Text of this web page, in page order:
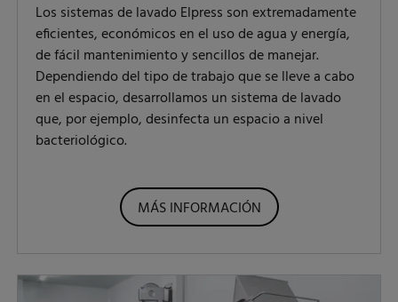
Los sistemas de lavado Elpress son extremadamente
eficientes, económicos en el uso de agua y energía,
de fácil mantenimiento y sencillos de manejar.
Dependiendo del tipo de trabajo que se lleve a cabo
en el espacio, desarrollamos un sistema de lavado
que, por ejemplo, desinfecta un espacio a nivel
bacteriológico.
MÁS INFORMACIÓN